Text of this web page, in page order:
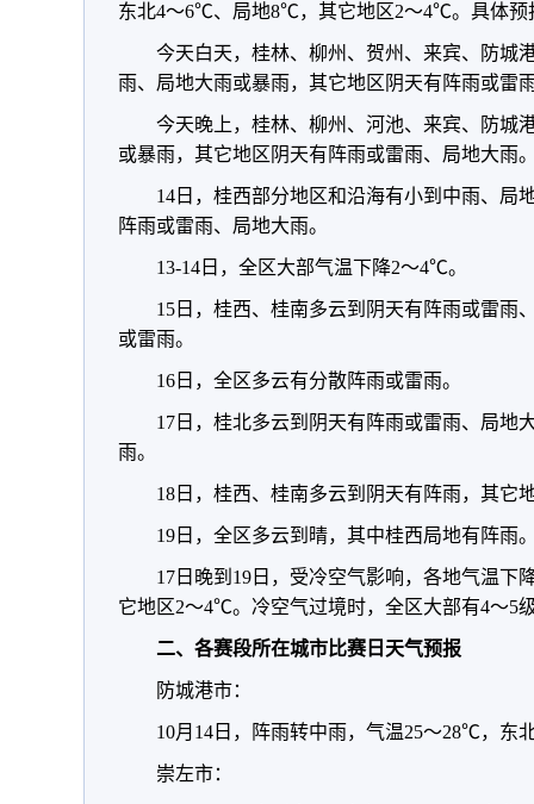
东北4～6℃、局地8℃，其它地区2～4℃。具体预
今天白天，桂林、柳州、贺州、来宾、防城
雨、局地大雨或暴雨，其它地区阴天有阵雨或雷
今天晚上，桂林、柳州、河池、来宾、防城
或暴雨，其它地区阴天有阵雨或雷雨、局地大雨
14日，桂西部分地区和沿海有小到中雨、局
阵雨或雷雨、局地大雨。
13-14日，全区大部气温下降2～4℃。
15日，桂西、桂南多云到阴天有阵雨或雷雨
或雷雨。
16日，全区多云有分散阵雨或雷雨。
17日，桂北多云到阴天有阵雨或雷雨、局地
雨。
18日，桂西、桂南多云到阴天有阵雨，其它
19日，全区多云到晴，其中桂西局地有阵雨
17日晚到19日，受冷空气影响，各地气温
它地区2～4℃。冷空气过境时，全区大部有4～5
二、各赛段所在城市比赛日天气预报
防城港市：
10月14日，阵雨转中雨，气温25～28℃，东
崇左市：